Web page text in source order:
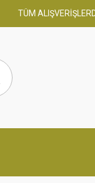
TÜM ALIŞVERİŞLERDE